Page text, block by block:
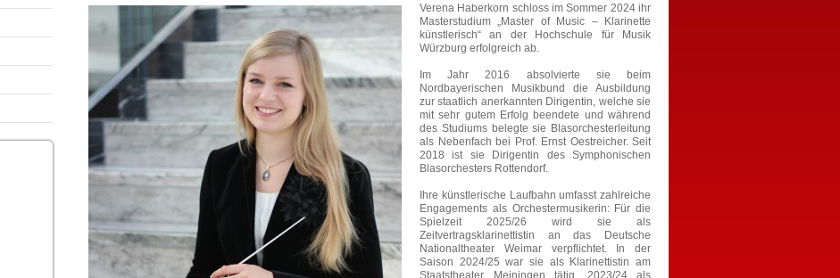
Verena Haberkorn schloss im Sommer 2024 ihr
Masterstudium „Master of Music – Klarinette
künstlerisch“ an der Hochschule für Musik
Würzburg erfolgreich ab.
Im Jahr 2016 absolvierte sie beim
Nordbayerischen Musikbund die Ausbildung
zur staatlich anerkannten Dirigentin, welche sie
mit sehr gutem Erfolg beendete und während
des Studiums belegte sie Blasorchesterleitung
als Nebenfach bei Prof. Ernst Oestreicher. Seit
2018 ist sie Dirigentin des Symphonischen
Blasorchesters Rottendorf.
Ihre künstlerische Laufbahn umfasst zahlreiche
Engagements als Orchestermusikerin: Für die
Spielzeit 2025/26 wird sie als
Zeitvertragsklarinettistin an das Deutsche
Nationaltheater Weimar verpflichtet. In der
Saison 2024/25 war sie als Klarinettistin am
Staatstheater Meiningen tätig, 2023/24 als